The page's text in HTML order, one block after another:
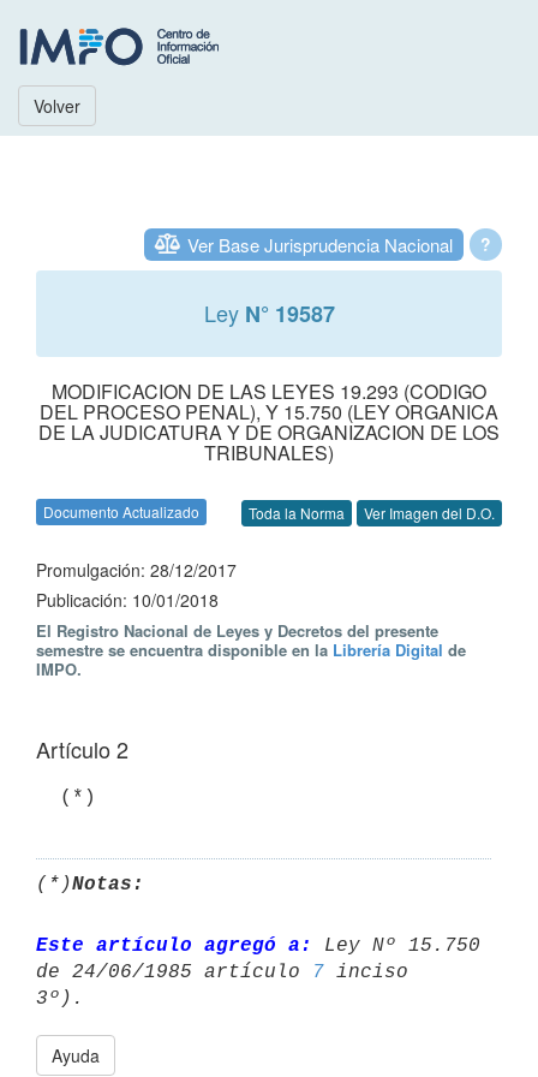
Volver
?
Ver Base Jurisprudencia Nacional
Ley N° 19587
MODIFICACION DE LAS LEYES 19.293 (CODIGO
DEL PROCESO PENAL), Y 15.750 (LEY ORGANICA
DE LA JUDICATURA Y DE ORGANIZACION DE LOS
TRIBUNALES)
Documento Actualizado Toda la Norma Ver Imagen del D.O.
Promulgación: 28/12/2017
Publicación: 10/01/2018
El Registro Nacional de Leyes y Decretos del presente
semestre se encuentra disponible en la Librería Digital de
IMPO.
Artículo 2
  (*)
(*)Notas:
Este artículo agregó a:
Ley Nº 15.750
de 24/06/1985 artículo
7 inciso
Ayuda